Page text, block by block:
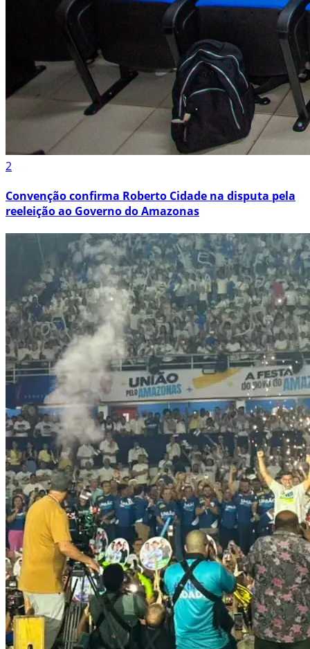
2
Convenção confirma Roberto Cidade na disputa pela
reeleição ao Governo do Amazonas